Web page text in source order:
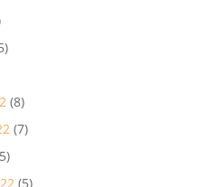
(8)
(7)
(5)